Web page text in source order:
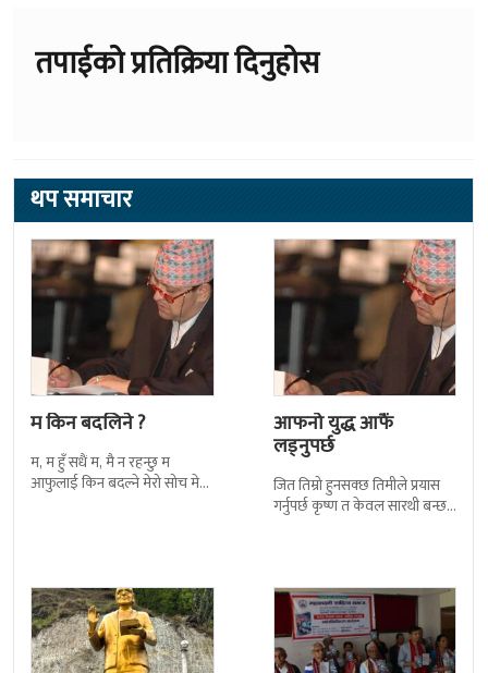
तपाईको प्रतिक्रिया दिनुहोस
थप समाचार
म किन बदलिने ?
म, म हुँ सधैं म, मै न रहन्छु म
आफुलाई किन बदल्ने मेरो सोच मेरो
आफनो युद्ध आफैं
लड्नुपर्छ
जित तिम्रो हुनसक्छ तिमीले प्रयास
गर्नुपर्छ कृष्ण त केवल सारथी बन्छ